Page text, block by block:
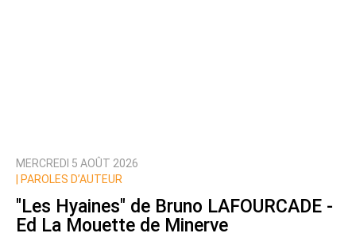
MERCREDI 5 AOÛT 2026
PAROLES D’AUTEUR
"Les Hyaines" de Bruno LAFOURCADE -
Ed La Mouette de Minerve